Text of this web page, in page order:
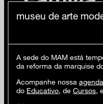
22/08 – Sábado | 15h
museu de arte
A sede do MAM está
da reforma da marquise
Acompanhe nossa agenda
do Educativo, de Cursos,